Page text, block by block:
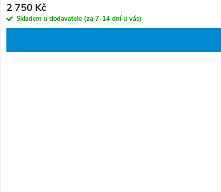
2 750 Kč
Skladem u dodavatele (za 7-14 dní u vás)